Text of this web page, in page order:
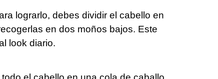
lograrlo, debes dividir el cabello en
en dos moños bajos. Este
look diario.